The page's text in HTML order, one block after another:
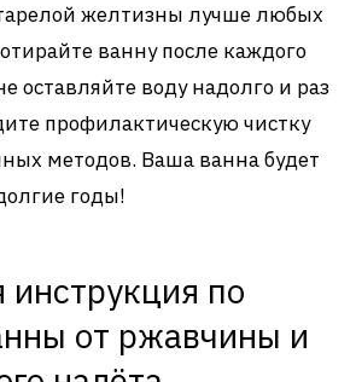
желтизны лучше любых
ванну после каждого
оставляйте воду надолго и раз
профилактическую чистку
методов. Ваша ванна будет
годы!
инструкция по
от ржавчины и